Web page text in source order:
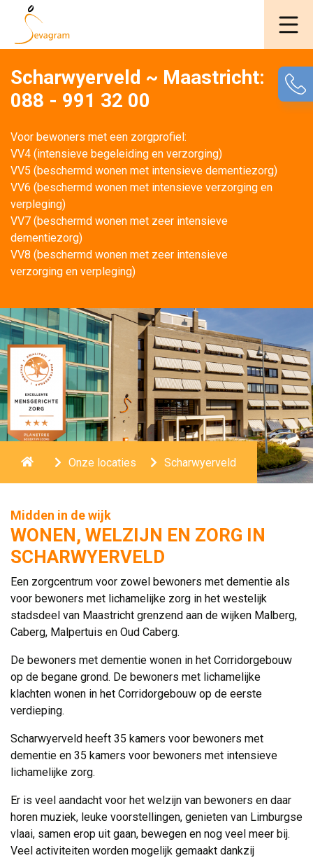
Scharwyerveld ~ Maastricht:
088 - 991 32 00
Voor bewoners met een zorgprofiel:
VV4 (intensieve begeleiding en verzorging)
VV5 (beschermd wonen met intensieve dementiezorg)
VV6 (beschermd wonen met intensieve verzorging en
verpleging)
VV7 (beschermd wonen met zeer intensieve
dementiezorg)
VV8 (beschermd wonen met zeer intensieve
verzorging en verpleging)
Home Onze locaties Scharwyerveld
Midden in de wijk
WONEN, WELZIJN EN ZORG IN
SCHARWYERVELD
Een zorgcentrum voor zowel bewoners met dementie als
voor bewoners met lichamelijke zorg in het westelijk
stadsdeel van Maastricht grenzend aan de wijken Malberg,
Caberg, Malpertuis en Oud Caberg.
De bewoners met dementie wonen in het Corridorgebouw
op de begane grond. De bewoners met lichamelijke
klachten wonen in het Corridorgebouw op de eerste
verdieping.
Scharwyerveld heeft 35 kamers voor bewoners met
dementie en 35 kamers voor bewoners met intensieve
lichamelijke zorg.
Er is veel aandacht voor het welzijn van bewoners en daar
horen muziek, leuke voorstellingen, genieten van Limburgse
vlaai, samen erop uit gaan, bewegen en nog veel meer bij.
Veel activiteiten worden mogelijk gemaakt dankzij